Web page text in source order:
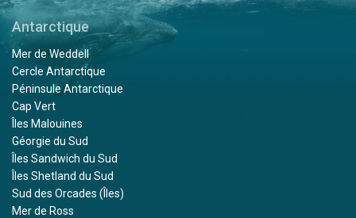
Antarctique
Mer de Weddell
Cercle Antarctique
Péninsule Antarctique
Cap Vert
Îles Malouines
Géorgie du Sud
Îles Sandwich du Sud
Îles Shetland du Sud
Sud des Orcades (Îles)
Mer de Ross